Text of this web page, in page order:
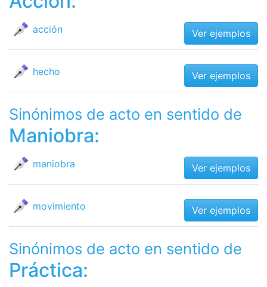
acción Ver ejemplos
hecho Ver ejemplos
Sinónimos de acto en sentido de
Maniobra:
maniobra Ver ejemplos
movimiento Ver ejemplos
Sinónimos de acto en sentido de
Práctica: